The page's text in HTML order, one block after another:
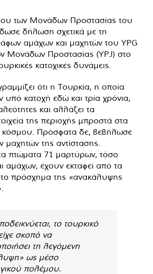
των Μονάδων Προστασίας του
δήλωση σχετικά με τη
αμάχων και μαχητών του YPG
Μονάδων Προστασίας (YPJ) στο
κατοχικές δυνάμεις.
ότι η Τουρκία, η οποία
υπό κατοχή εδώ και τρία χρόνια,
και αλλάζει τα
της περιοχής μπροστά στα
κόσμου. Πρόσφατα δε, βεβήλωσε
της αντίστασης.
πτώματα 71 μαρτύρων, τόσο
αμάχων, έχουν εκταφεί από τα
το πρόσχημα της «ανακάλυψης
το τουρκικό
σκοπό να
τη λεγόμενη
ως μέσο
πολέμου.